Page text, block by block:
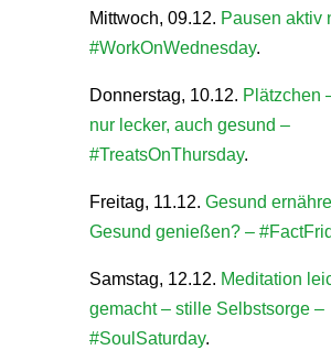
Mittwoch, 09.12. Pausen aktiv
#WorkOnWednesday.
Donnerstag, 10.12. Plätzchen
nur lecker, auch gesund –
#TreatsOnThursday.
Freitag, 11.12. Gesund
Gesund genießen? –
Samstag, 12.12. Meditation
gemacht – stille Selbstsorge –
#SoulSaturday.